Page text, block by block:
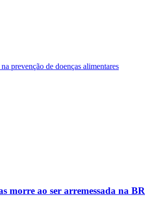
prevenção de doenças alimentares
morre ao ser arremessada na